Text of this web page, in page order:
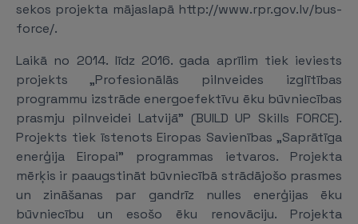
sekos projekta mājaslapā http://www.rpr.gov.lv/bus-
force/.
Laikā no 2014. līdz 2016. gada aprīlim tiek ieviests
projekts „Profesionālās pilnveides izglītības
programmu izstrāde energoefektīvu ēku būvniecības
prasmju pilnveidei Latvijā” (BUILD UP Skills FORCE).
Projekts tiek īstenots Eiropas Savienības „Saprātīga
enerģija Eiropai” programmas ietvaros. Projekta
mērķis ir paaugstināt būvniecībā strādājošo prasmes
un zināšanas par gandrīz nulles enerģijas ēku
būvniecību un esošo ēku renovāciju. Projekta